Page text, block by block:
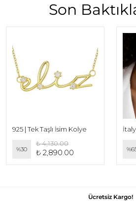
Son
925 | Tek Taşlı İsim Kolye
%30
₺ 4,130.00
₺ 2,890.00 %
Ücretsiz Kargo!